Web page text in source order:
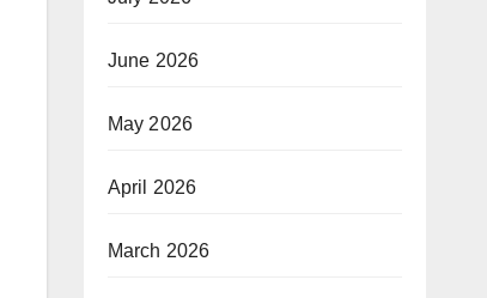
June 2026
May 2026
April 2026
March 2026